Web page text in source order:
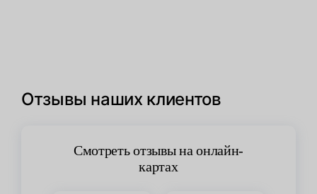
Отзывы наших клиентов
Смотреть отзывы на онлайн-
картах